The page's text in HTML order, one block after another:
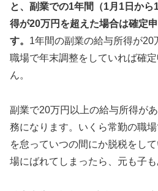
と、副業での1年間（1月1日か
得が20万円を超えた場合は確定
す。 1年間の副業の給与所得が
職場で年末調整をしていれば確
ん。
副業で20万円以上の給与所得が
務になります。いくら常勤の職
を怠っていつの間にか脱税をし
場にばれてしまったら、元も子も